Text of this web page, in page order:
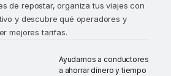
de repostar, organiza tus viajes con
y descubre qué operadores y
mejores tarifas.
Ayudamos a conductores
a ahorrar dinero y tiempo